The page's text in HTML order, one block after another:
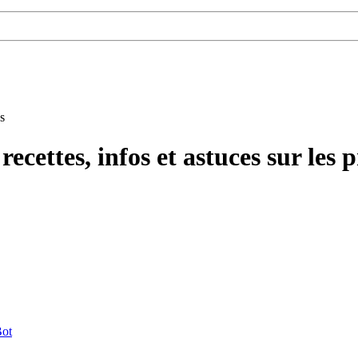
infos et astuces sur les